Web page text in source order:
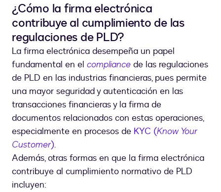
¿Cómo la firma electrónica
contribuye al cumplimiento de las
regulaciones de PLD?
La firma electrónica desempeña un papel
fundamental en el compliance de las regulaciones
de PLD en las industrias financieras, pues permite
una mayor seguridad y autenticación en las
transacciones financieras y la firma de
documentos relacionados con estas operaciones,
especialmente en procesos de KYC (Know Your
Customer).
Además, otras formas en que la firma electrónica
contribuye al cumplimiento normativo de PLD
incluyen: